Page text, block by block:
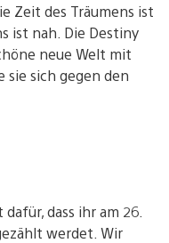
Zeit des Träumens ist
ist nah. Die Destiny
neue Welt mit
sie sich gegen den
dass ihr am 26.
werdet. Wir